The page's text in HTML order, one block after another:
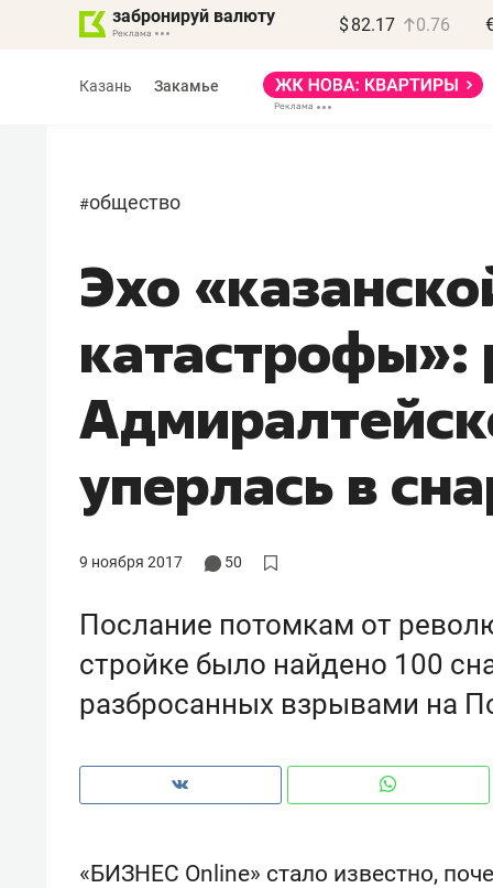
забронируй валюту $ 82.17 0.76
Казань Закамье
#общество
Эхо
катастрофы»:
уперлась в
9 ноября 2017 50
Послание потомкам от
стройке было найдено 100
разбросанных взрывами на
«БИЗНЕС Online» стало известно,